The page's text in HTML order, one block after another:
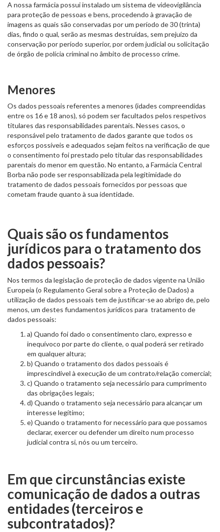
A nossa farmácia possui instalado um sistema de videovigilância
para proteção de pessoas e bens, procedendo à gravação de
imagens as quais são conservadas por um período de 30 (trinta)
dias, findo o qual, serão as mesmas destruídas, sem prejuízo da
conservação por período superior, por ordem judicial ou solicitação
de órgão de polícia criminal no âmbito de processo crime.
Menores
Os dados pessoais referentes a menores (idades compreendidas
entre os 16 e 18 anos), só podem ser facultados pelos respetivos
titulares das responsabilidades parentais. Nesses casos, o
responsável pelo tratamento de dados garante que todos os
esforços possíveis e adequados sejam feitos na verificação de que
o consentimento foi prestado pelo titular das responsabilidades
parentais do menor em questão. No entanto, a Farmácia Central
Borba não pode ser responsabilizada pela legitimidade do
tratamento de dados pessoais fornecidos por pessoas que
cometam fraude quanto à sua identidade.
Quais são os fundamentos
jurídicos para o tratamento dos
dados pessoais?
Nos termos da legislação de proteção de dados vigente na União
Europeia (o Regulamento Geral sobre a Proteção de Dados) a
utilização de dados pessoais tem de justificar-se ao abrigo de, pelo
menos, um destes fundamentos jurídicos para tratamento de
dados pessoais:
a) Quando foi dado o consentimento claro, expresso e
inequívoco por parte do cliente, o qual poderá ser retirado
em qualquer altura;
b) Quando o tratamento dos dados pessoais é
imprescindível à execução de um contrato/relação comercial;
c) Quando o tratamento seja necessário para cumprimento
das obrigações legais;
d) Quando o tratamento seja necessário para alcançar um
interesse legítimo;
e) Quando o tratamento for necessário para que possamos
declarar, exercer ou defender um direito num processo
judicial contra si, nós ou um terceiro.
Em que circunstâncias existe
comunicação de dados a outras
entidades (terceiros e
subcontratados)?